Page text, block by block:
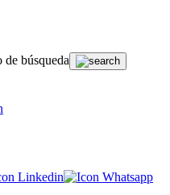
de búsqueda